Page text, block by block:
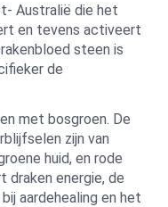
Australië die het
en tevens activeert
steen is
de
met bosgroen. De
zijn van
huid, en rode
draken energie, de
aardehealing en het